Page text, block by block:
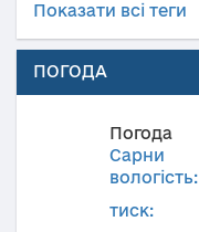
Показати всі теги
ПОГОДА
Погода
Сарни
вологість:
тиск: